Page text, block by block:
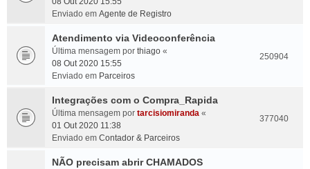
Enviado em Agente de Registro
Atendimento via Videoconferência
Última mensagem por thiago «
08 Out 2020 15:55
Enviado em Parceiros
250904
Integrações com o Compra_Rapida
Última mensagem por tarcisiomiranda «
01 Out 2020 11:38
Enviado em Contador & Parceiros
377040
NÃO precisam abrir CHAMADOS